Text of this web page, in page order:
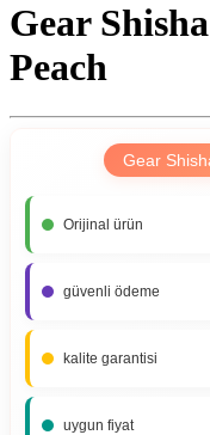
Gear
Peach
Gear
Orijinal ürün
güvenli ödeme
kalite garantisi
uygun fiyat